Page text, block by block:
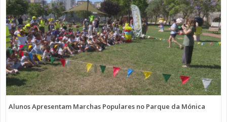
Alunos Apresentam Marchas Populares no Parque da Mónica